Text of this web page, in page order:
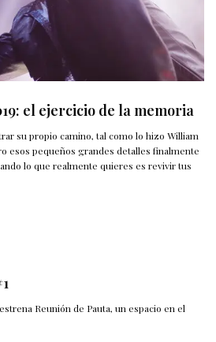
el ejercicio de la memoria
su propio camino, tal como lo hizo William
esos pequeños grandes detalles finalmente
lo que realmente quieres es revivir tus
Reunión de Pauta, un espacio en el